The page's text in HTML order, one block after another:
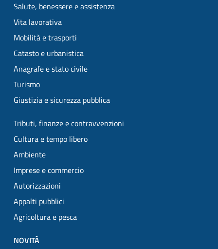
Salute, benessere e assistenza
Vita lavorativa
Mobilità e trasporti
Catasto e urbanistica
Anagrafe e stato civile
Turismo
Giustizia e sicurezza pubblica
Tributi, finanze e contravvenzioni
Cultura e tempo libero
Ambiente
Imprese e commercio
Autorizzazioni
Appalti pubblici
Agricoltura e pesca
NOVITÀ